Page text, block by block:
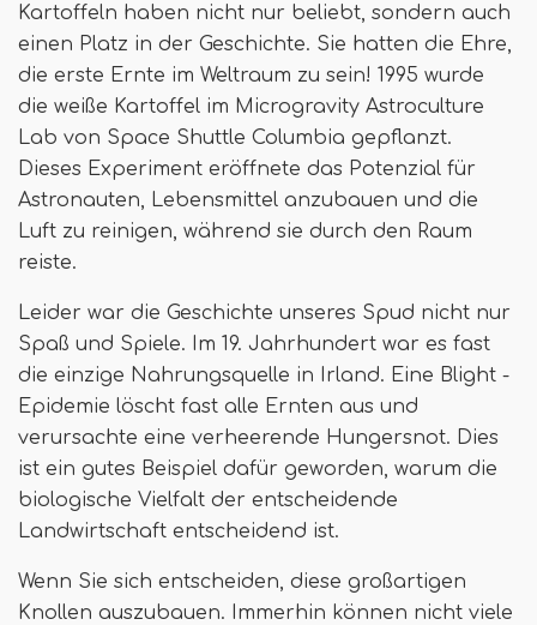
Kartoffeln haben nicht nur beliebt, sondern auch
einen Platz in der Geschichte. Sie hatten die Ehre,
die erste Ernte im Weltraum zu sein! 1995 wurde
die weiße Kartoffel im Microgravity Astroculture
Lab von Space Shuttle Columbia gepflanzt.
Dieses Experiment eröffnete das Potenzial für
Astronauten, Lebensmittel anzubauen und die
Luft zu reinigen, während sie durch den Raum
reiste.
Leider war die Geschichte unseres Spud nicht nur
Spaß und Spiele. Im 19. Jahrhundert war es fast
die einzige Nahrungsquelle in Irland. Eine Blight -
Epidemie löscht fast alle Ernten aus und
verursachte eine verheerende Hungersnot. Dies
ist ein gutes Beispiel dafür geworden, warum die
biologische Vielfalt der entscheidende
Landwirtschaft entscheidend ist.
Wenn Sie sich entscheiden, diese großartigen
Knollen auszubauen. Immerhin können nicht viele